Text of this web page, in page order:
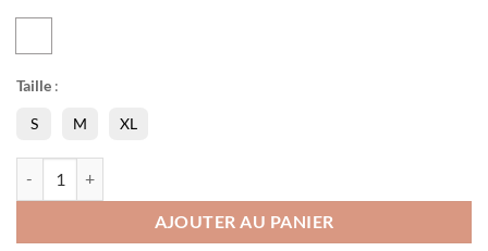
Taille :
S M XL
AJOUTER AU PANIER